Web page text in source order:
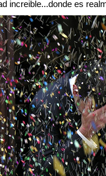
increible...donde es